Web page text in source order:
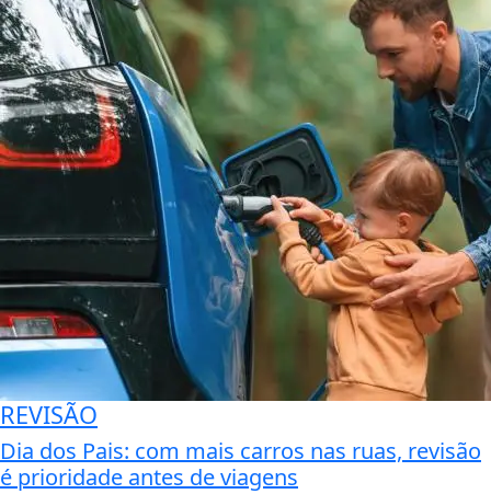
REVISÃO
Dia dos Pais: com mais carros nas ruas, revisão
é prioridade antes de viagens